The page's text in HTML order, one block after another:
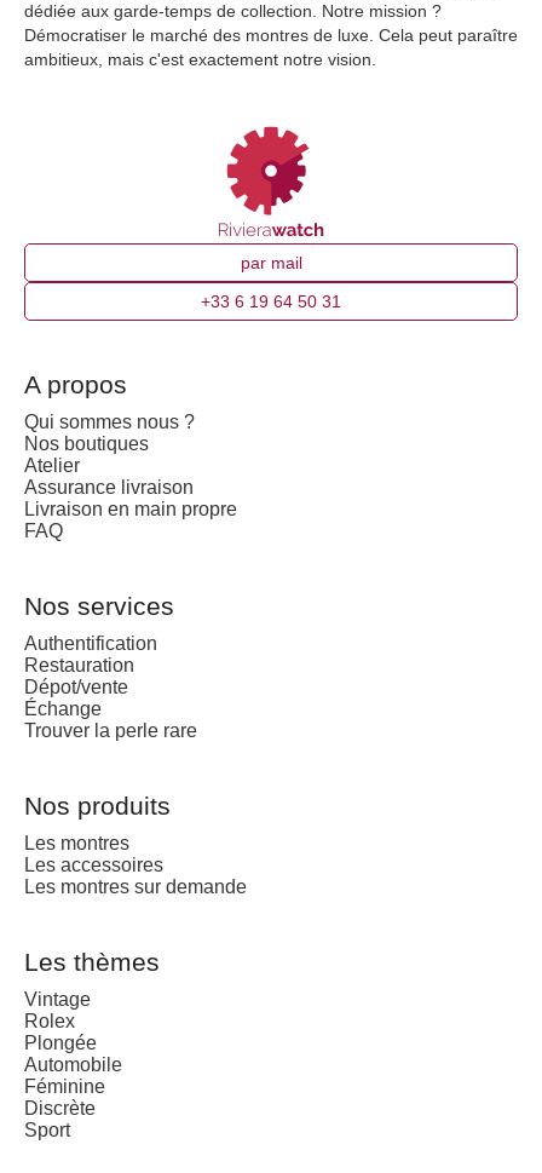
dédiée aux garde-temps de collection. Notre mission ?
Démocratiser le marché des montres de luxe. Cela peut paraître
ambitieux, mais c'est exactement notre vision.
par mail
+33 6 19 64 50 31
A propos
Qui sommes nous ?
Nos boutiques
Atelier
Assurance livraison
Livraison en main propre
FAQ
Nos services
Authentification
Restauration
Dépot/vente
Échange
Trouver la perle rare
Nos produits
Les montres
Les accessoires
Les montres sur demande
Les thèmes
Vintage
Rolex
Plongée
Automobile
Féminine
Discrète
Sport